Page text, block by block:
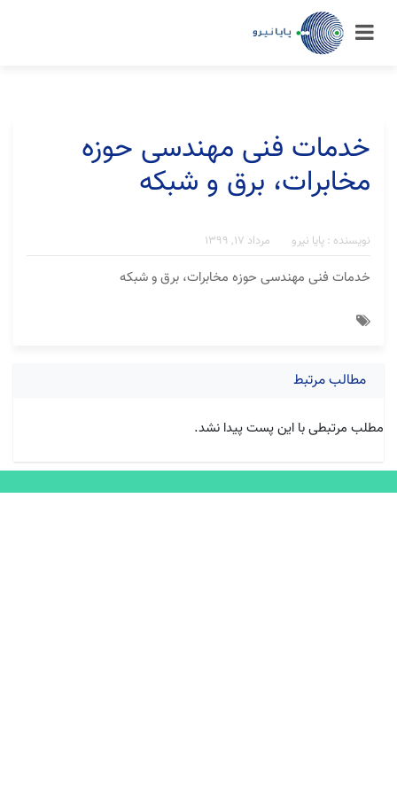
خدمات فنی مهندسی حوزه
مخابرات، برق و شبکه
نویسنده : پایا نیرو مرداد ۱۷, ۱۳۹۹
خدمات فنی مهندسی حوزه مخابرات، برق و شبکه
مطالب مرتبط
مطلب مرتبطی با این پست پیدا نشد.